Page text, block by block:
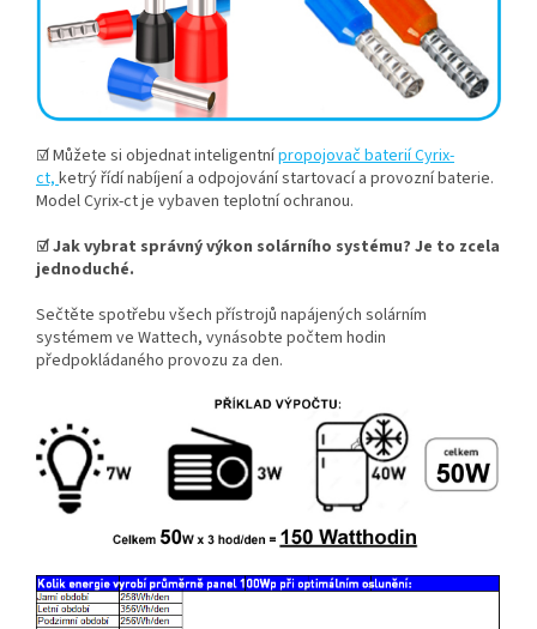
☑Můžete si objednat inteligentnípropojovač baterií Cyrix-
ct,ketrý řídí nabíjení a odpojování startovací a provozní baterie.
Model Cyrix-ct je vybaven teplotní ochranou.
☑ Jak vybrat správný výkon solárního systému? Je to zcela
jednoduché.
Sečtěte spotřebu všech přístrojů napájených solárním
systémem ve Wattech, vynásobte počtem hodin
předpokládaného provozu za den.